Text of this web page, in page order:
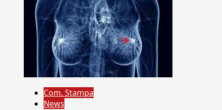
Com. Stampa
News